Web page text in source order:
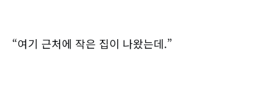
“여기 근처에 작은 집이 나왔는데.”